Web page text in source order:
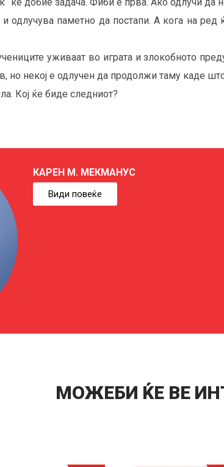
одлучува паметно да постапи. А кога на ред
уживаат во играта и злокобното
но некој е одлучен да продолжи таму каде што
Кој ќе биде следниот?
КАРЕН М. МЕКМАНУС
Види повеќе
МОЖЕБИ ЌЕ ВЕ